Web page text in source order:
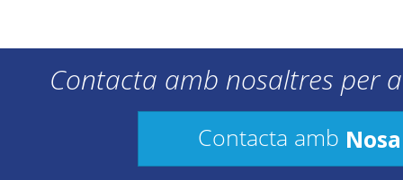
Contacta amb nosaltres per
Contacta amb